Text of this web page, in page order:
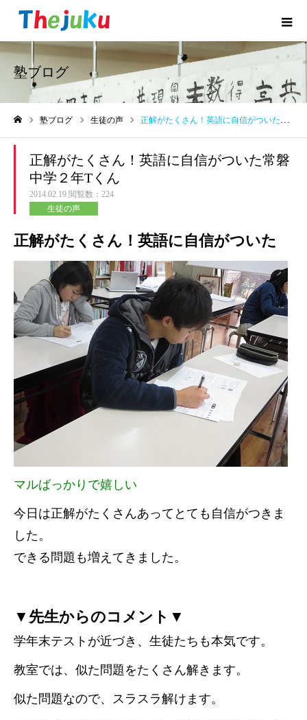
塾ブログ
塾ブログ 生徒の声 正解がたくさん！英語に自信がついた常磐中学２年Tくん
正解がたくさん！英語に自信がついた常磐
中学２年Tくん
2014.02.19 閲覧数：224
生徒の声
正解がたくさん！英語に自信がついた
マルばっかりで嬉しい
今日は正解がたくさんあってとても自信がつきま
した。
できる問題も増えてきました。
▼先生からのコメント▼
学年末テストが近づき、生徒たちも本気です。
教室では、似た問題をたくさん解きます。
似た問題なので、スラスラ解けます。